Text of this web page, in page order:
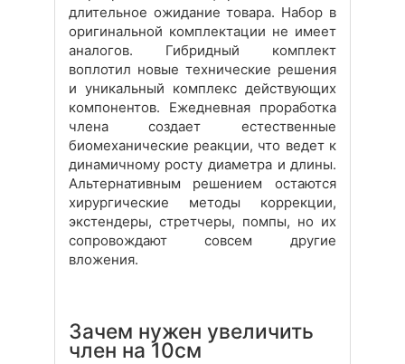
длительное ожидание товара. Набор в
оригинальной комплектации не имеет
аналогов. Гибридный комплект
воплотил новые технические решения
и уникальный комплекс действующих
компонентов. Ежедневная проработка
члена создает естественные
биомеханические реакции, что ведет к
динамичному росту диаметра и длины.
Альтернативным решением остаются
хирургические методы коррекции,
экстендеры, стретчеры, помпы, но их
сопровождают совсем другие
вложения.
Зачем нужен увеличить
член на 10см